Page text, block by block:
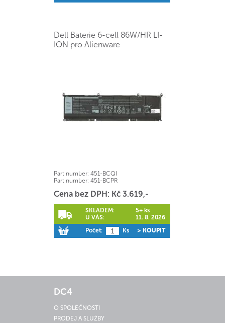
Dell Baterie 6-cell 86W/HR LI-
ION pro Alienware
Part number: 451-BCQI
Part number: 451-BCPR
Cena bez DPH: Kč 3.619,-
SKLADEM:
5+ ks
U VÁS:
11. 8. 2026
Počet:
Ks > KOUPIT
DC4
O SPOLEČNOSTI
PRODEJ A SLUŽBY